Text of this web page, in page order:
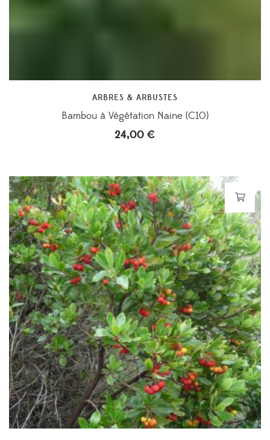
ARBRES & ARBUSTES
Bambou à Végétation Naine (C10)
24,00 €